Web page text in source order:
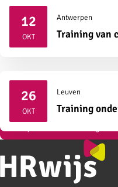
12
OKT2026
Antwerpen
Training van
26
OKT2026
Leuven
Training